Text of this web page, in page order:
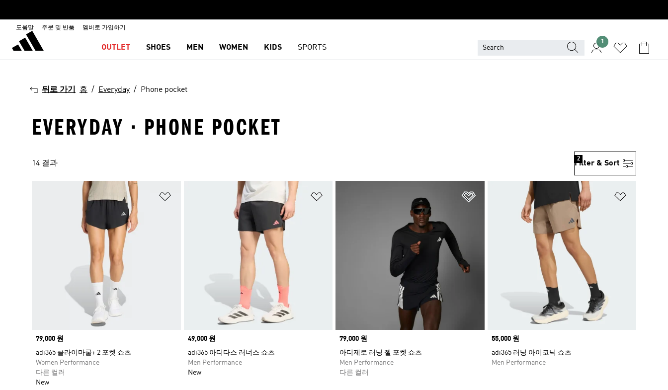
도움말 주문 및 반품 멤버로 가입하기
OUTLET SHOES MEN WOMEN KIDS SPORTS
1
뒤로 가기 홈 Everyday Phone pocket
EVERYDAY · PHONE POCKET
14 결과 Filter & Sort
2
Price
79,000 원
adi365 클라이마쿨+ 2 포켓 쇼츠
Women Performance
다른 컬러
New
Price
49,000 원
adi365 아디다스 러너스 쇼츠
Men Performance
New
위시리스트 담기
Price
79,000 원
아디제로 러닝 젤 포켓 쇼츠
Men Performance
다른 컬러
Price
55,000 원
adi365 러닝 아이코닉 쇼츠
Men Performance